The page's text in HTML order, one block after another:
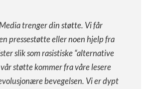
trenger din støtte. Vi får
pressestøtte eller noen hjelp fra
slik som rasistiske “alternative
støtte kommer fra våre lesere
bevegelsen. Vi er dypt